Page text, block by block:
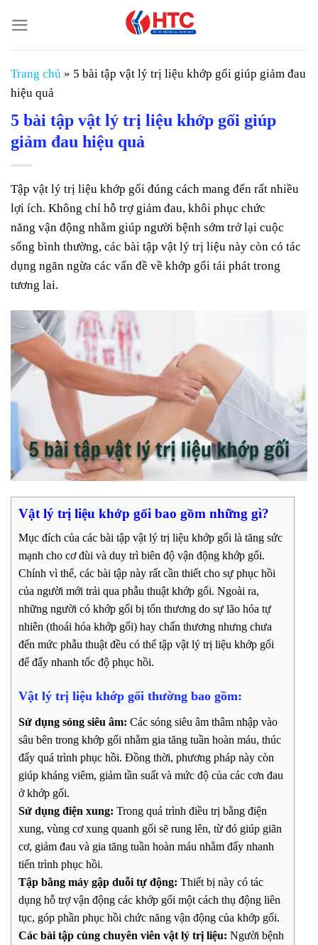
đến
nội
dung
Trang chủ » 5 bài tập vật lý trị liệu khớp gối giúp giảm đau
hiệu quả
5 bài tập vật lý trị liệu khớp gối giúp
giảm đau hiệu quả
Tập vật lý trị liệu khớp gối đúng cách mang đến rất nhiều
lợi ích. Không chỉ hỗ trợ giảm đau, khôi phục chức
năng vận động nhằm giúp người bệnh sớm trở lại cuộc
sống bình thường, các bài tập vật lý trị liệu này còn có tác
dụng ngăn ngừa các vấn đề về khớp gối tái phát trong
tương lai.
Vật lý trị liệu khớp gối bao gồm những gì?
Mục đích của các bài tập vật lý trị liệu khớp gối là tăng sức
mạnh cho cơ đùi và duy trì biên độ vận động khớp gối.
Chính vì thế, các bài tập này rất cần thiết cho sự phục hồi
của người mới trải qua phẫu thuật khớp gối. Ngoài ra,
những người có khớp gối bị tổn thương do sự lão hóa tự
nhiên (thoái hóa khớp gối) hay chấn thương nhưng chưa
đến mức phẫu thuật đều có thể tập vật lý trị liệu khớp gối
để đẩy nhanh tốc độ phục hồi.
Vật lý trị liệu khớp gối thường bao gồm:
Sử dụng sóng siêu âm: Các sóng siêu âm thâm nhập vào
sâu bên trong khớp gối nhằm gia tăng tuần hoàn máu, thúc
đẩy quá trình phục hồi. Đồng thời, phương pháp này còn
giúp kháng viêm, giảm tần suất và mức độ của các cơn đau
ở khớp gối.
Sử dụng điện xung: Trong quá trình điều trị bằng điện
xung, vùng cơ xung quanh gối sẽ rung lên, từ đó giúp giãn
cơ, giảm đau và gia tăng tuần hoàn máu nhằm đẩy nhanh
tiến trình phục hồi.
Tập bằng máy gập duỗi tự động: Thiết bị này có tác
dụng hỗ trợ vận động các khớp gối một cách thụ động liên
tục, góp phần phục hồi chức năng vận động của khớp gối.
Các bài tập cùng chuyên viên vật lý trị liệu: Người bệnh